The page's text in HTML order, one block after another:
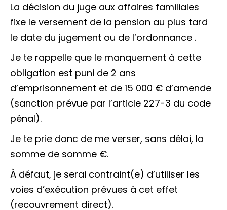
La décision du juge aux affaires familiales
fixe le versement de la pension au plus tard
le date du jugement ou de l’ordonnance .
Je te rappelle que le manquement à cette
obligation est puni de 2 ans
d’emprisonnement et de 15 000 € d’amende
(sanction prévue par l’article 227-3 du code
pénal).
Je te prie donc de me verser, sans délai, la
somme de somme €.
À défaut, je serai contraint(e) d’utiliser les
voies d’exécution prévues à cet effet
(recouvrement direct).